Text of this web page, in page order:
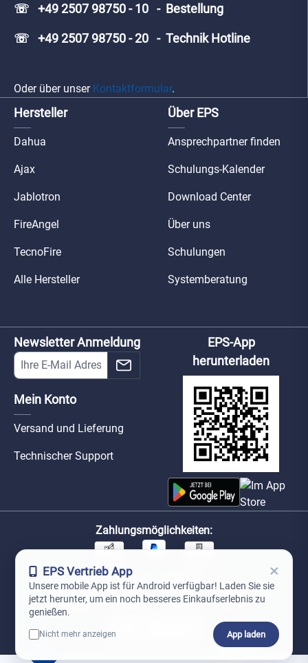
☏ +49 2507 98750 - 10 - Bestellung
☏ +49 2507 98750 - 20 - Technik Hotline
Oder über unser Kontaktformular.
Hersteller
Dahua
Ajax
Jablotron
FireAngel
TecnoFire
Alle Hersteller
Über EPS
Ansprechpartner finden
Schulungs-Kalender
Download Center
Über uns
Schulungen
Systemberatung
Newsletter Anmeldung
Mein Konto
Versand und Lieferung
Technischer Support
EPS-App
herunterladen
Zahlungsmöglichkeiten:
Unsere Versandpartner:
EPS Vertrieb App ×
Unsere mobile App ist für Android verfügbar! Laden Sie sie
jetzt herunter, um ein noch besseres Einkaufserlebnis zu
genießen.
Nicht mehr anzeigen App laden